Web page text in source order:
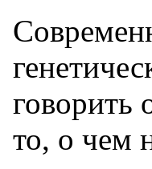
говорить
то, о чем